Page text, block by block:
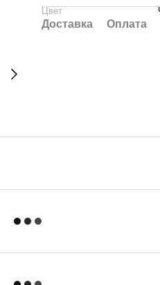
Цвет
Доставка Оплата